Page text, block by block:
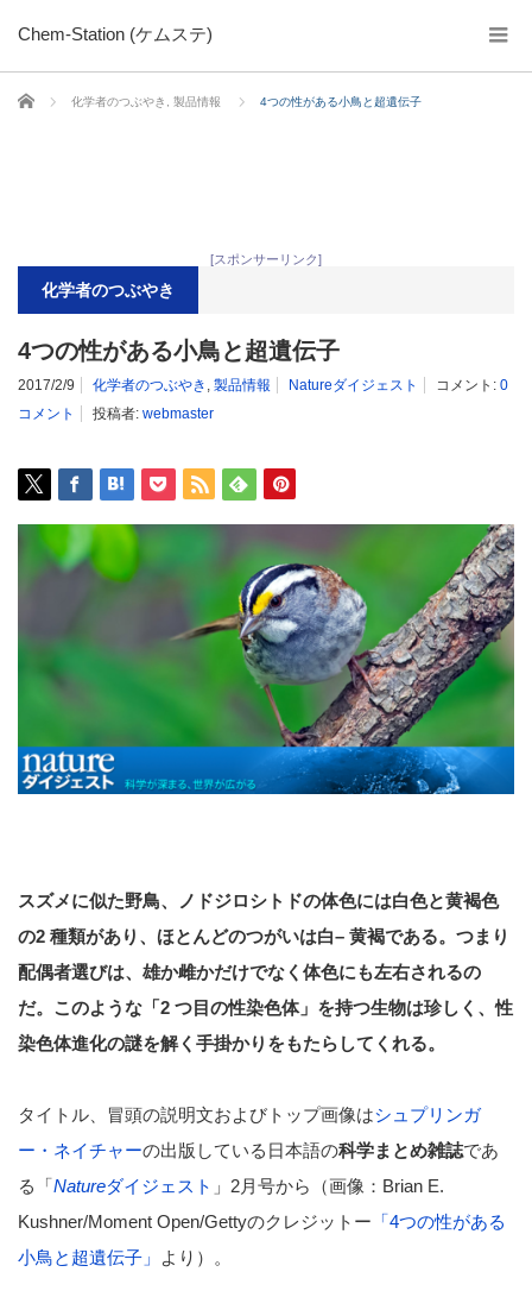
Chem-Station (ケムステ)
ホーム 化学者のつぶやき 製品情報 4つの性がある小鳥と超遺伝子
[スポンサーリンク]
化学者のつぶやき
4つの性がある小鳥と超遺伝子
2017/2/9 化学者のつぶやき , 製品情報 Natureダイジェスト コメント: 0
コメント
投稿者: webmaster
スズメに似た野鳥、ノドジロシトドの体色には白色と黄褐色
の2 種類があり、ほとんどのつがいは白– 黄褐である。つまり
配偶者選びは、雄か雌かだけでなく体色にも左右されるの
だ。このような 「2 つ目の性染色体」を持つ生物は珍しく、性
染色体進化の謎を解く手掛かりをもたらしてくれる。
タイトル、冒頭の説明文およびトップ画像はシュプリンガ
ー・ネイチャーの出版している日本語の科学まとめ雑誌であ
る「Natureダイジェスト 」2月号から（画像：Brian E.
Kushner/Moment Open/Gettyのクレジットー 「4つの性がある
小鳥と超遺伝子」
より）。